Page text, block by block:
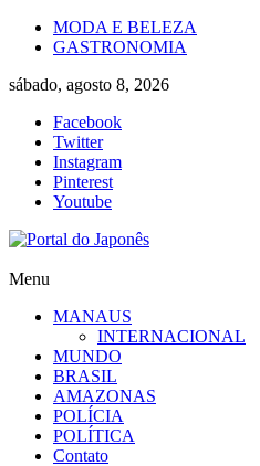
Skip
MODA E BELEZA
GASTRONOMIA
sábado, agosto 8, 2026
Facebook
Twitter
Instagram
Pinterest
Youtube
Portal
Japonês
Japão
mais
perto
Menu
MANAUS
INTERNACIONAL
MUNDO
BRASIL
AMAZONAS
POLÍCIA
POLÍTICA
Contato